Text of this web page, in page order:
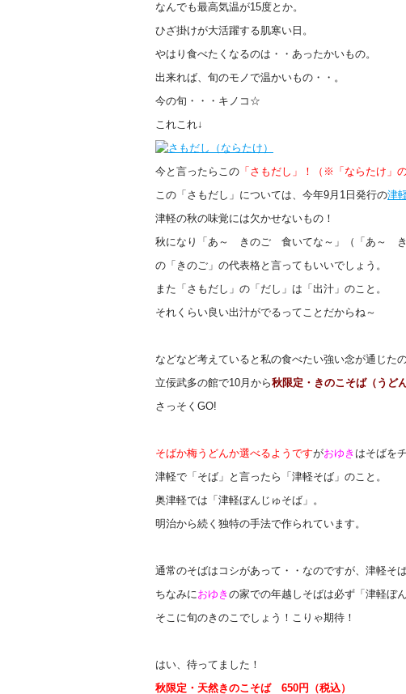
なんでも最高気温が15度とか。
ひざ掛けが大活躍する肌寒い日。
やはり食べたくなるのは・・あったかいもの。
出来れば、旬のモノで温かいもの・・。
今の旬・・・キノコ☆
これこれ↓
今と言ったらこの 「さもだし」！（※「ならたけ」の
この「さもだし」については、今年9月1日発行の津
津軽の秋の味覚には欠かせないもの！
秋になり「あ～ きのご 食いてな～」（「あ～ き
の「きのご」の代表格と言ってもいいでしょう。
また「さもだし」の「だし」は「出汁」のこと。
それくらい良い出汁がでるってことだからね～
などなど考えていると私の食べたい強い念が通じた
立佞武多の館で10月から秋限定・きのこそば（うどん
さっそくGO!
そばか梅うどんか選べるようですがおゆき はそばを
津軽で「そば」と言ったら「津軽そば」のこと。
奥津軽では「津軽ぼんじゅそば」。
明治から続く独特の手法で作られています。
通常のそばはコシがあって・・なのですが、津軽そ
ちなみにおゆき の家での年越しそばは必ず「津軽ぼ
そこに旬のきのこでしょう！こりゃ期待！
はい、待ってました！
秋限定・天然きのこそば 650円（税込）